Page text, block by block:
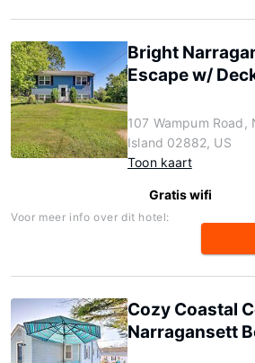
Bright
Escape w/
107 Wampum
Island 02882, US
Toon kaart
Gratis wifi
Voor meer info over dit hotel:
Cozy Coastal
Narragansett